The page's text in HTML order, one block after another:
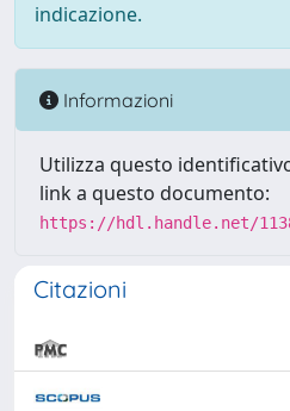
indicazione.
Informazioni
Utilizza questo
link a questo documento:
https://hdl.handle.net/
Citazioni